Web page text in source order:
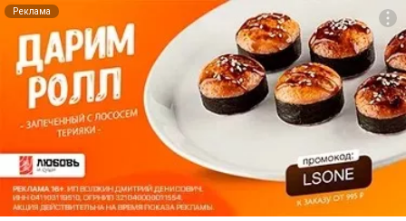
Реклама